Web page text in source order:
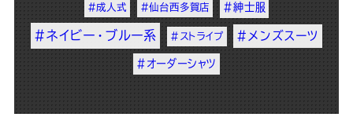
#成人式 #仙台西多賀店 #紳士服
#ネイビー・ブルー系 #ストライプ #メンズスーツ
#オーダーシャツ